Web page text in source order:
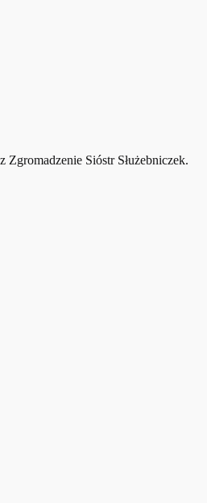
Sióstr Służebniczek.